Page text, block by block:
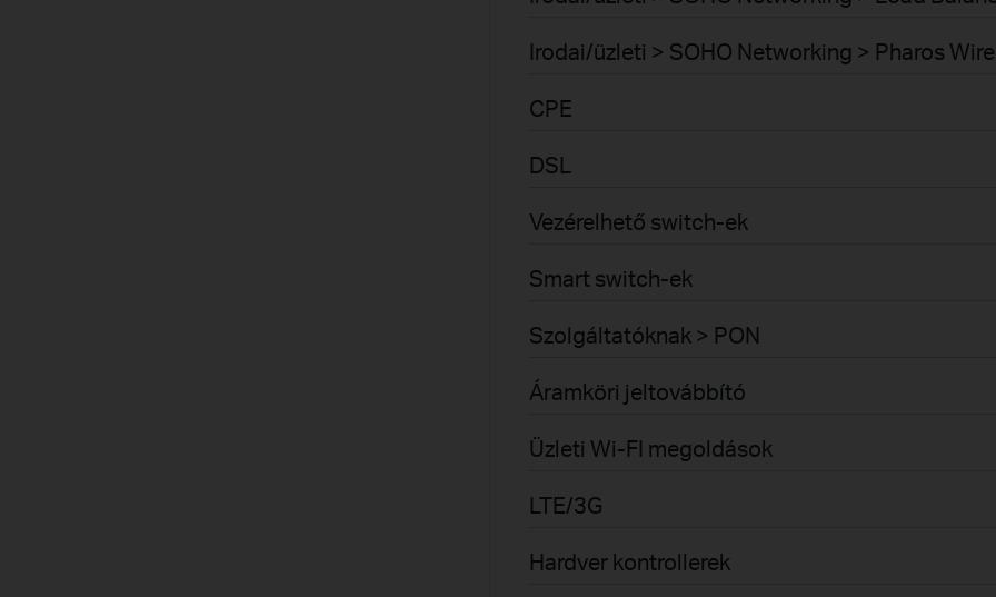
Irodai/üzleti > SOHO Networking > Pharos
CPE
DSL
Vezérelhető switch-ek
Smart switch-ek
Szolgáltatóknak > PON
Áramköri jeltovábbító
Üzleti Wi-FI megoldások
LTE/3G
Hardver kontrollerek